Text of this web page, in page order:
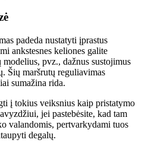
padeda nustatyti įprastus
ankstesnes keliones galite
pvz., dažnus sustojimus
Šių maršrutų reguliavimas
sumažina rida.
į tokius veiksnius kaip pristatymo
jei pastebėsite, kad tam
valandomis, pertvarkydami tuos
degalų.